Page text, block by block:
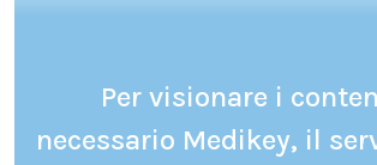
Per visionare i
necessario Medikey, il